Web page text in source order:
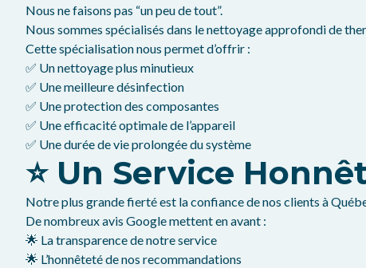
Nous ne faisons pas “un peu de tout”.
Nous sommes spécialisés dans le nettoyage approfondi de
Cette spécialisation nous permet d’offrir :
✅ Un nettoyage plus minutieux
✅ Une meilleure désinfection
✅ Une protection des composantes
✅ Une efficacité optimale de l’appareil
✅ Une durée de vie prolongée du système
⭐ Un Service
Notre plus grande fierté est la confiance de nos clients à
De nombreux avis Google mettent en avant :
🌟 La transparence de notre service
🌟 L’honnêteté de nos recommandations